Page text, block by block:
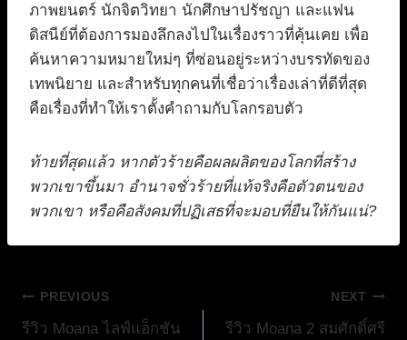
ภาพยนตร์ นักจิตวิทยา นักศึกษาปรัชญา และแฟน
ดิสนีย์ที่ต้องการมองลึกลงไปในเรื่องราวที่คุ้นเคย เพื่อ
ค้นหาความหมายใหม่ๆ ที่ซ่อนอยู่ระหว่างบรรทัดของ
เทพนิยาย และสำหรับทุกคนที่เชื่อว่าเรื่องเล่าที่ดีที่สุด
คือเรื่องที่ทำให้เราตั้งคำถามกับโลกรอบตัว
ท้ายที่สุดแล้ว หากตัวร้ายคือผลผลิตของโลกที่สร้าง
พวกเขาขึ้นมา อำนาจชั่วร้ายที่แท้จริงคือตัวตนของ
พวกเขา หรือคือสังคมที่ปฏิเสธที่จะมอบที่ยืนให้กันแน่?
แนะแนว
PREVIOUS
รีวิว Moana ไลฟ์แอ็กชัน
NEXT
รีวิว Moana 2 สมศักดิ์ศรี